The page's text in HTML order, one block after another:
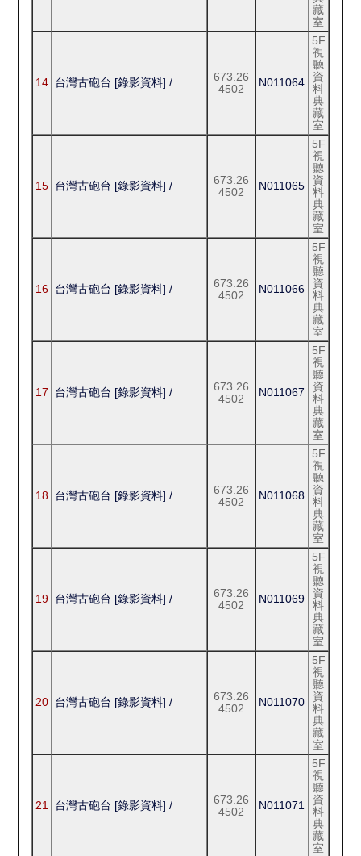
藏
室
14 台灣古砲台 [錄影資料] /
673.26
4502
N011064
5F
視
聽
資
料
典
藏
室
15 台灣古砲台 [錄影資料] /
673.26
4502
N011065
5F
視
聽
資
料
典
藏
室
16 台灣古砲台 [錄影資料] /
673.26
4502
N011066
5F
視
聽
資
料
典
藏
室
17 台灣古砲台 [錄影資料] /
673.26
4502
N011067
5F
視
聽
資
料
典
藏
室
18 台灣古砲台 [錄影資料] /
673.26
4502
N011068
5F
視
聽
資
料
典
藏
室
19 台灣古砲台 [錄影資料] /
673.26
4502
N011069
5F
視
聽
資
料
典
藏
室
20 台灣古砲台 [錄影資料] /
673.26
4502
N011070
5F
視
聽
資
料
典
藏
室
21 台灣古砲台 [錄影資料] /
673.26
4502
N011071
5F
視
聽
資
料
典
藏
室